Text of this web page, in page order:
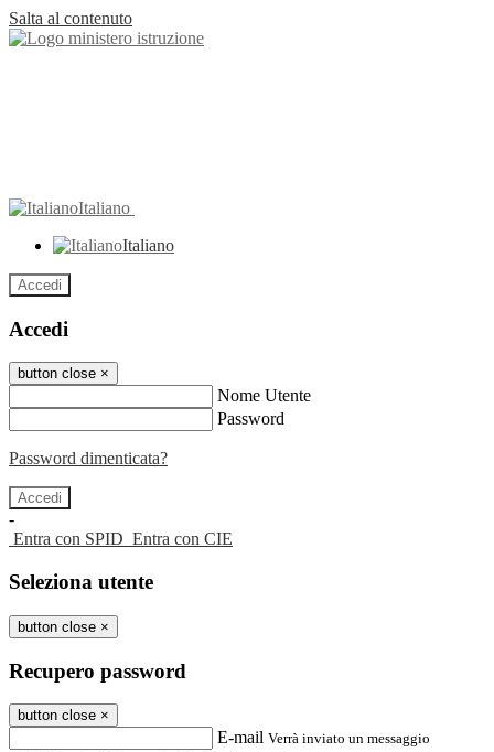
Salta al contenuto
Italiano
Italiano
Accedi
Accedi
button close ×
Nome Utente
Password
Password dimenticata?
-
Entra con SPID Entra con CIE
Seleziona utente
button close ×
Recupero password
button close ×
E-mail Verrà inviato un messaggio